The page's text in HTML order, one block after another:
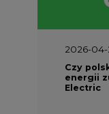
2026-
Czy
energii
Electric